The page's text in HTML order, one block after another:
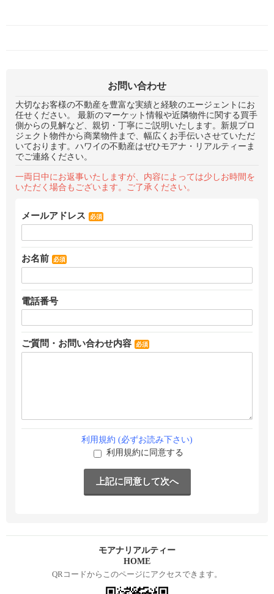
お問い合わせ
大切なお客様の不動産を豊富な実績と経験のエージェントにお
任せください。 最新のマーケット情報や近隣物件に関する買手
側からの見解など、親切・丁寧にご説明いたします。新規プロ
ジェクト物件から商業物件まで、幅広くお手伝いさせていただ
いております。ハワイの不動産はぜひモアナ・リアルティーま
でご連絡ください。
一両日中にお返事いたしますが、内容によっては少しお時間を
いただく場合もございます。ご了承ください。
メールアドレス 必須
お名前 必須
電話番号
ご質問・お問い合わせ内容 必須
利用規約 (必ずお読み下さい)
利用規約に同意する
モアナリアルティー
HOME
QRコードからこのページにアクセスできます。